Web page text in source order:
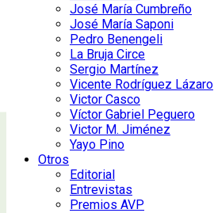
José María Cumbreño
José María Saponi
Pedro Benengeli
La Bruja Circe
Sergio Martínez
Vicente Rodríguez Lázaro
Victor Casco
Víctor Gabriel Peguero
Victor M. Jiménez
Yayo Pino
Otros
Editorial
Entrevistas
Premios AVP